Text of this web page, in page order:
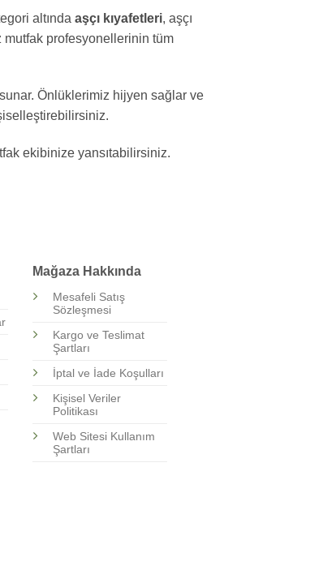
altında aşçı kıyafetleri, aşçı
mutfak profesyonellerinin tüm
Önlüklerimiz hijyen sağlar ve
ekibinize yansıtabilirsiniz.
Mağaza Hakkında
Mesafeli Satış
Sözleşmesi
Kargo ve Teslimat
Şartları
İptal ve İade Koşulları
Kişisel Veriler
Politikası
Web Sitesi Kullanım
Şartları